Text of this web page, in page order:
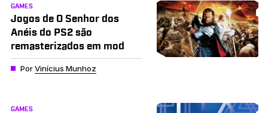
GAMES
Jogos de O Senhor dos
Anéis do PS2 são
remasterizados em mod
PorVinícius Munhoz
GAMES